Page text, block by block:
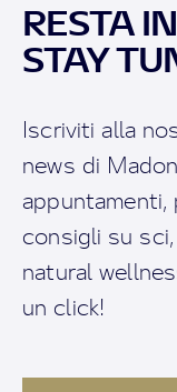
RESTA
STAY
Iscriviti alla
news di
appuntamenti,
consigli su
natural
un click!